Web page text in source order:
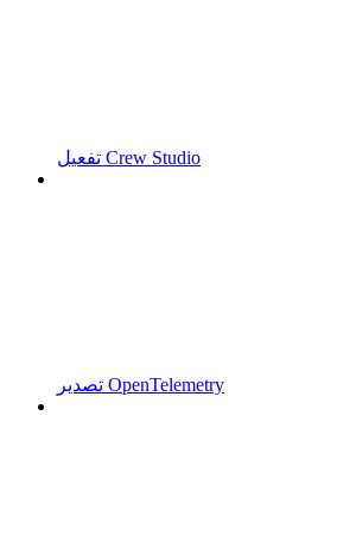
تفعيل Crew Studio
تصدير OpenTelemetry